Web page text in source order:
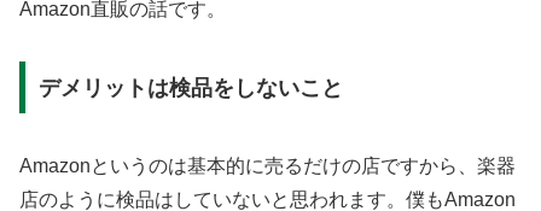
Amazon直販の話です。
デメリットは検品をしないこと
Amazonというのは基本的に売るだけの店ですから、楽器
店のように検品はしていないと思われます。僕もAmazon